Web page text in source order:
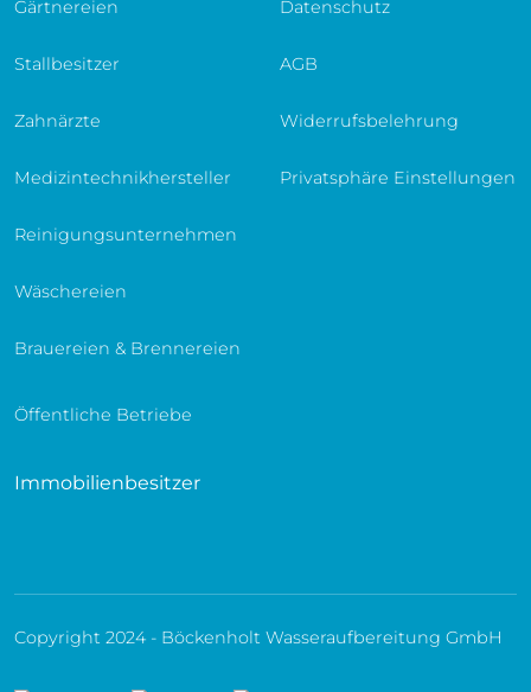
Gärtnereien
Stallbesitzer
Zahnärzte
Medizintechnikhersteller
Reinigungsunternehmen
Wäschereien
Brauereien & Brennereien
Öffentliche Betriebe
Immobilienbesitzer
Datenschutz
AGB
Widerrufsbelehrung
Privatsphäre Einstellungen
Copyright 2024 - Böckenholt Wasseraufbereitung GmbH